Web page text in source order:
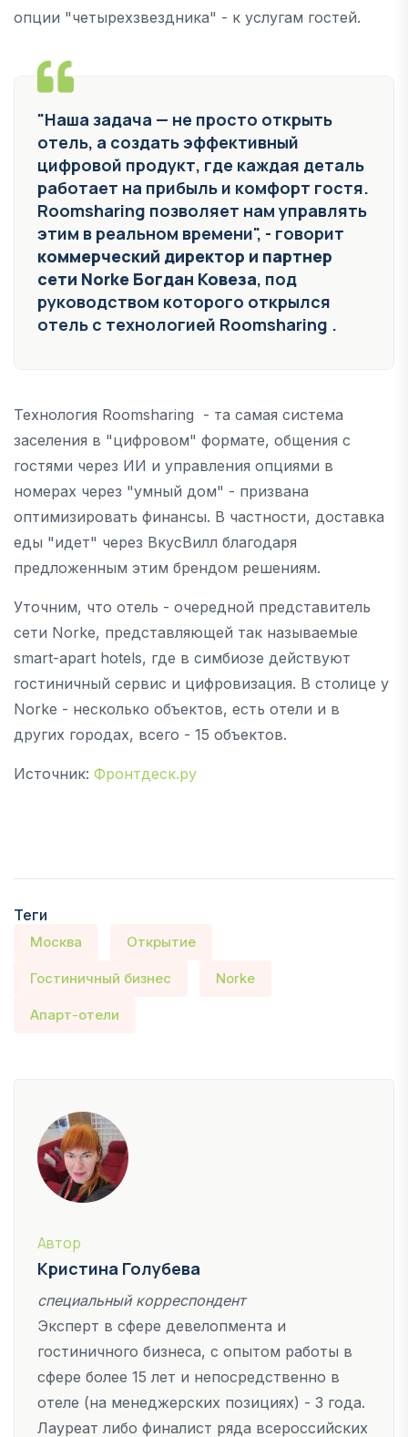
опции "четырехзвездника" - к услугам гостей.
"Наша задача — не просто открыть
отель, а создать эффективный
цифровой продукт, где каждая деталь
работает на прибыль и комфорт гостя.
Roomsharing позволяет нам управлять
этим в реальном времени", - говорит
коммерческий директор и партнер
сети Norke Богдан Ковеза, под
руководством которого открылся
отель с технологией Roomsharing .
Технология Roomsharing - та самая система
заселения в "цифровом" формате, общения с
гостями через ИИ и управления опциями в
номерах через "умный дом" - призвана
оптимизировать финансы. В частности, доставка
еды "идет" через ВкусВилл благодаря
предложенным этим брендом решениям.
Уточним, что отель - очередной представитель
сети Norke, представляющей так называемые
smart-apart hotels, где в симбиозе действуют
гостиничный сервис и цифровизация. В столице у
Norke - несколько объектов, есть отели и в
других городах, всего - 15 объектов.
Источник: Фронтдеск.ру
Теги
Москва Открытие
Гостиничный бизнес Norke
Апарт-отели
Автор
Кристина Голубева
специальный корреспондент
Эксперт в сфере девелопмента и
гостиничного бизнеса, с опытом работы в
сфере более 15 лет и непосредственно в
отеле (на менеджерских позициях) - 3 года.
Лауреат либо финалист ряда всероссийских